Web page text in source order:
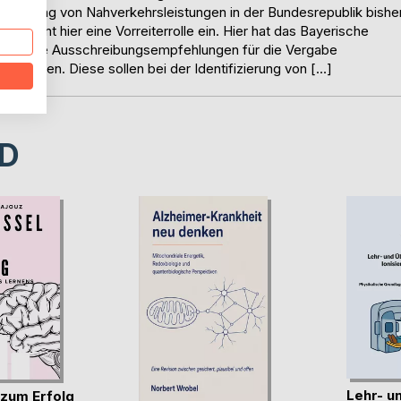
von Nahverkehrsleistungen in der Bundesrepublik
nimmt hier eine Vorreiterrolle ein. Hier hat das Bayerische
Ausschreibungsempfehlungen für die Vergabe
Diese sollen bei der Identifizierung von […]
Erfolg
Lehr-